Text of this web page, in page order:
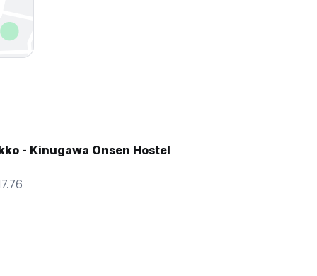
- Kinugawa Onsen Hostel